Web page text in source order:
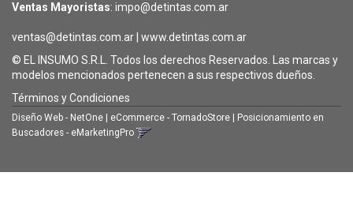
Ventas Mayoristas: impo@detintas.com.ar
ventas@detintas.com.ar www.detintas.com.ar
© EL INSUMO S.R.L. Todos los derechos Reservados. Las marcas y
modelos mencionados pertenecen a sus respectivos dueños.
Términos y Condiciones
Diseño Web - NetOne eCommerce - TornadoStore
Posicionamiento en
Buscadores - eMarketingPro